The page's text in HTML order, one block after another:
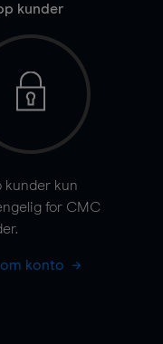
kunder
kunder kun
for CMC
konto